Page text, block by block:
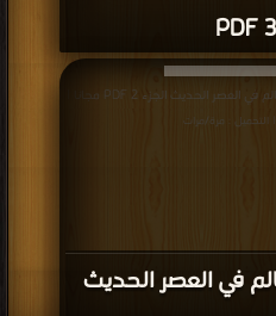
في العصر الحديث
قراءة و تحميل كتاب كتاب تاريخ أوربا والعالم في العصر الحديث الجزء 2 PDF مجانا |
| التحميل : مرة/مرات